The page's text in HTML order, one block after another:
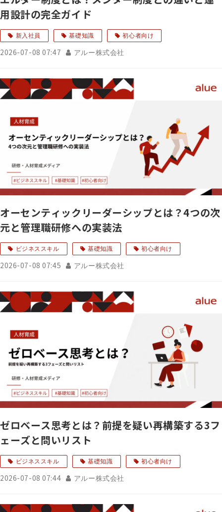
用設計の完全ガイド
新入社員 基礎知識 初心者向け
2026-07-08 07:47 アルー株式会社
オーセンティックリーダーシップとは？4つの次
元と管理職研修への実装法
ビジネススキル 基礎知識 初心者向け
2026-07-08 07:45 アルー株式会社
ゼロベース思考とは？前提を疑い再構築する3フ
ェーズと問いリスト
ビジネススキル 基礎知識 初心者向け
2026-07-08 07:44 アルー株式会社